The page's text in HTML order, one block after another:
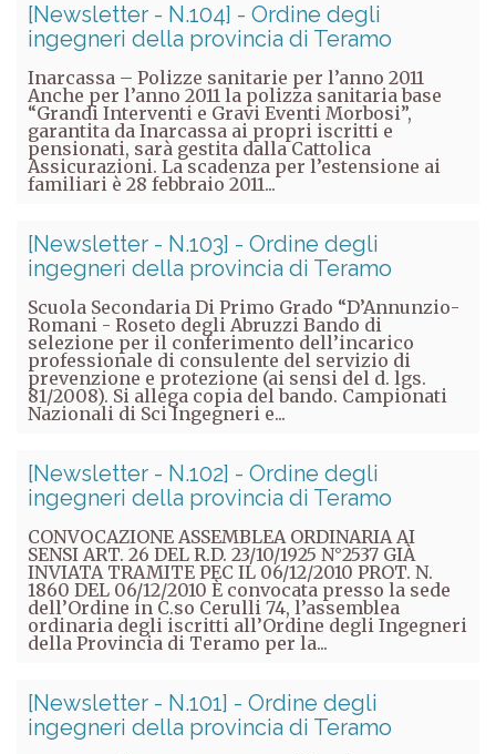
[Newsletter - N.104] - Ordine degli
ingegneri della provincia di Teramo
Inarcassa – Polizze sanitarie per l’anno 2011
Anche per l’anno 2011 la polizza sanitaria base
“Grandi Interventi e Gravi Eventi Morbosi”,
garantita da Inarcassa ai propri iscritti e
pensionati, sarà gestita dalla Cattolica
Assicurazioni. La scadenza per l’estensione ai
familiari è 28 febbraio 2011...
[Newsletter - N.103] - Ordine degli
ingegneri della provincia di Teramo
Scuola Secondaria Di Primo Grado “D’Annunzio-
Romani - Roseto degli Abruzzi Bando di
selezione per il conferimento dell’incarico
professionale di consulente del servizio di
prevenzione e protezione (ai sensi del d. lgs.
81/2008). Si allega copia del bando. Campionati
Nazionali di Sci Ingegneri e...
[Newsletter - N.102] - Ordine degli
ingegneri della provincia di Teramo
CONVOCAZIONE ASSEMBLEA ORDINARIA AI
SENSI ART. 26 DEL R.D. 23/10/1925 N°2537 GIÀ
INVIATA TRAMITE PEC IL 06/12/2010 PROT. N.
1860 DEL 06/12/2010 È convocata presso la sede
dell’Ordine in C.so Cerulli 74, l’assemblea
ordinaria degli iscritti all’Ordine degli Ingegneri
della Provincia di Teramo per la...
[Newsletter - N.101] - Ordine degli
ingegneri della provincia di Teramo